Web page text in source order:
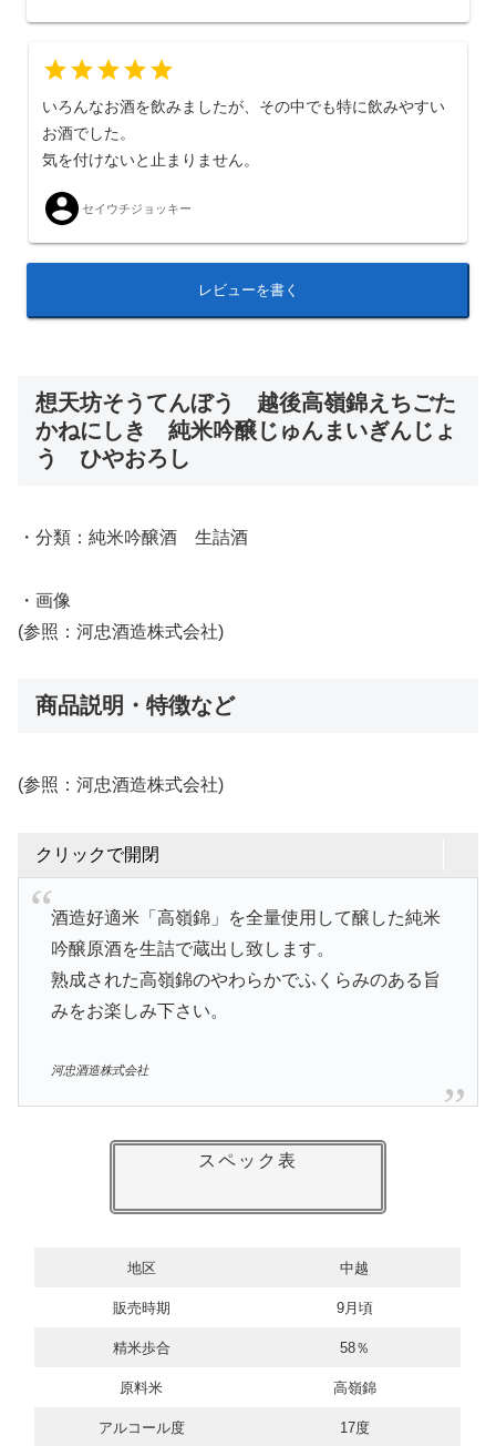
いろんなお酒を飲みましたが、その中でも特に飲みやすい
お酒でした。
気を付けないと止まりません。
セイウチジョッキー
レビューを書く
想天坊そうてんぼう 越後高嶺錦えちごた
かねにしき 純米吟醸じゅんまいぎんじょ
う ひやおろし
・分類：純米吟醸酒 生詰酒
・画像
(参照：河忠酒造株式会社)
商品説明・特徴など
(参照：河忠酒造株式会社)
クリックで開閉
酒造好適米「高嶺錦」を全量使用して醸した純米
吟醸原酒を生詰で蔵出し致します。
熟成された高嶺錦のやわらかでふくらみのある旨
みをお楽しみ下さい。
河忠酒造株式会社
スペック表
地区 中越
販売時期 9月頃
精米歩合 58％
原料米 高嶺錦
アルコール度 17度